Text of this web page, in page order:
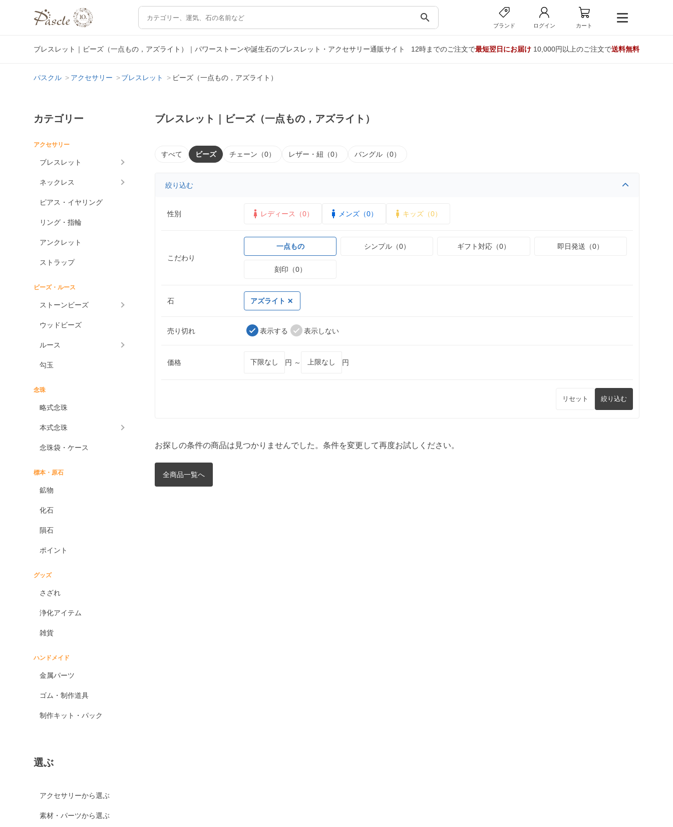
search
ブランド ログイン カート
ブレスレット｜ビーズ（一点もの，アズライト）｜パワーストーンや誕生石のブレスレット・アクセサリー通販サイト 12時までのご注文で最短翌日にお届け10,000円以上のご注文で送料無料
パスクル アクセサリー ブレスレット ビーズ（一点もの，アズライト）
カテゴリー
アクセサリー
ブレスレット
ネックレス
ピアス・イヤリング
リング・指輪
アンクレット
ストラップ
ビーズ・ルース
ストーンビーズ
ウッドビーズ
ルース
勾玉
念珠
略式念珠
本式念珠
念珠袋・ケース
標本・原石
鉱物
化石
隕石
ポイント
グッズ
さざれ
浄化アイテム
雑貨
ハンドメイド
金属パーツ
ゴム・制作道具
制作キット・パック
選ぶ
アクセサリーから選ぶ
素材・パーツから選ぶ
ブレスレット｜ビーズ（一点もの，アズライト）
すべて ビーズ チェーン（0） レザー・紐（0） バングル（0）
絞り込む
性別 レディース（0） メンズ（0） キッズ（0）
こだわり
一点もの シンプル（0） ギフト対応（0） 即日発送（0）
刻印（0）
石 アズライト
売り切れ 表示する 表示しない
価格 円 ～ 円
リセット 絞り込む
お探しの条件の商品は見つかりませんでした。条件を変更して再度お試しください。
全商品一覧へ